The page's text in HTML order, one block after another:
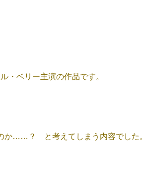
・ベリー主演の作品です。
か……？ と考えてしまう内容でした。